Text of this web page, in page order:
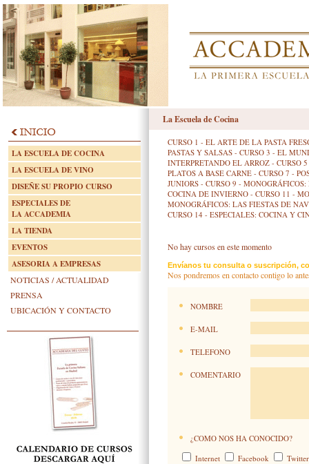
LA ESCUELA DE COCINA
LA ESCUELA DE VINO
DISEÑE SU PROPIO CURSO
ESPECIALES DE
LA ACCADEMIA
LA TIENDA
EVENTOS
ASESORIA A EMPRESAS
NOTICIAS / ACTUALIDAD
PRENSA
UBICACIÓN Y CONTACTO
La Escuela de Cocina
CURSO 1 - EL ARTE DE LA PASTA
PASTAS Y SALSAS - CURSO 3 - EL
INTERPRETANDO EL ARROZ - CURSO
PLATOS A BASE CARNE - CURSO 7 -
JUNIORS - CURSO 9 -
COCINA DE INVIERNO - CURSO 11 -
MONOGRÁFICOS: LAS FIESTAS DE
CURSO 14 - ESPECIALES: COCINA Y
No hay cursos en este momento
Envíanos tu consulta o suscripción,
Nos pondremos en contacto contigo lo
NOMBRE
E-MAIL
TELEFONO
COMENTARIO
¿COMO NOS HA CONOCIDO?
Internet
Facebook